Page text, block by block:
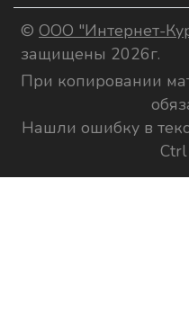
© ООО "Интернет-
защищены 2026г.
При копировании
Нашли ошибку в